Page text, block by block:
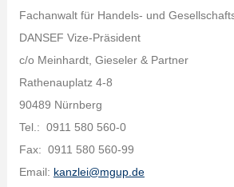
Fachanwalt für Handels- und
DANSEF Vize-Präsident
c/o Meinhardt, Gieseler & Partner
Rathenauplatz 4-8
90489 Nürnberg
Tel.: 0911 580 560-0
Fax: 0911 580 560-99
Email: kanzlei@mgup.de